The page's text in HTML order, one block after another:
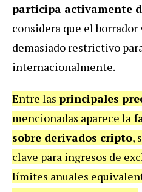
participa activamente
considera que el
demasiado restrictivo
internacionalmente.
Entre las principales
mencionadas aparece la
sobre derivados cripto,
clave para ingresos de
límites anuales